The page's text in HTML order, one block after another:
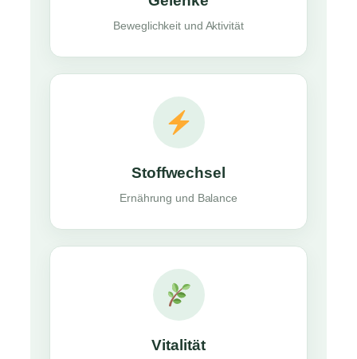
Beweglichkeit und Aktivität
Stoffwechsel
Ernährung und Balance
Vitalität